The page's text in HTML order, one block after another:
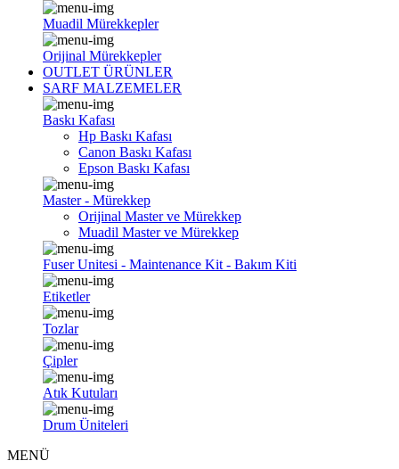
Muadil Mürekkepler
Orijinal Mürekkepler
OUTLET ÜRÜNLER
SARF MALZEMELER
Baskı Kafası
Hp Baskı Kafası
Canon Baskı Kafası
Epson Baskı Kafası
Master - Mürekkep
Orijinal Master ve Mürekkep
Muadil Master ve Mürekkep
Fuser Unitesi - Maintenance Kit - Bakım Kiti
Etiketler
Tozlar
Çipler
Atık Kutuları
Drum Üniteleri
MENÜ